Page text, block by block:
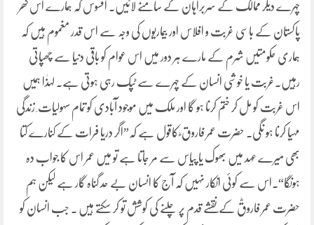
چہرے دیگر ممالک کے سربراہان کے سامنے لائیں۔ افسوس کہ ہمارے اس گھر
پاکستان کے باسی غربت و افلاس اور بیماریوں کی وجہ سے اس قدر مغموم ہیں کہ
ہماری حکومتیں شرم کے مارے ہر دور میں اس عوام کو باقی دنیا سے چھپاتی
رہیں۔غربت یا خوشی انسان کے چہرے سے ٹپک رہی ہوتی ہے۔ لہذٰا ہمیں
اس غربت کو مل کر ختم کرنا ہو گا اور ملک میں موجود آبادی کو تمام سہولیات ِ زندگی
مہیا کرنا ہو نگی۔ حضرت عمر فاروق ؓ کاقول ہے کہ”اگر دریا فرات کے کنارے کتا
بھی میرے عہد میں بھوک یا پیاس سے مر جاتا ہے تو میں عمر اس کا جواب دہ
ہونگا“۔اس سے کوئی انکار نہیں کہ آج کا انسان بے حد گناہ گار ہے لیکن ہم
حضرت عمر فاروقؓ کے نقشے قدم پر چلنے کی کوشش تو کر سکتے ہیں ۔ جب انسان کو